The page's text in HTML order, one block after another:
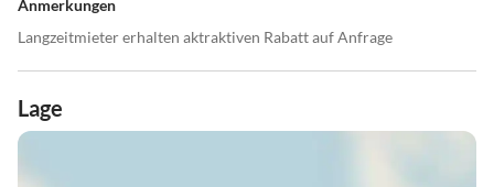
Anmerkungen
Langzeitmieter erhalten aktraktiven Rabatt auf Anfrage
Lage